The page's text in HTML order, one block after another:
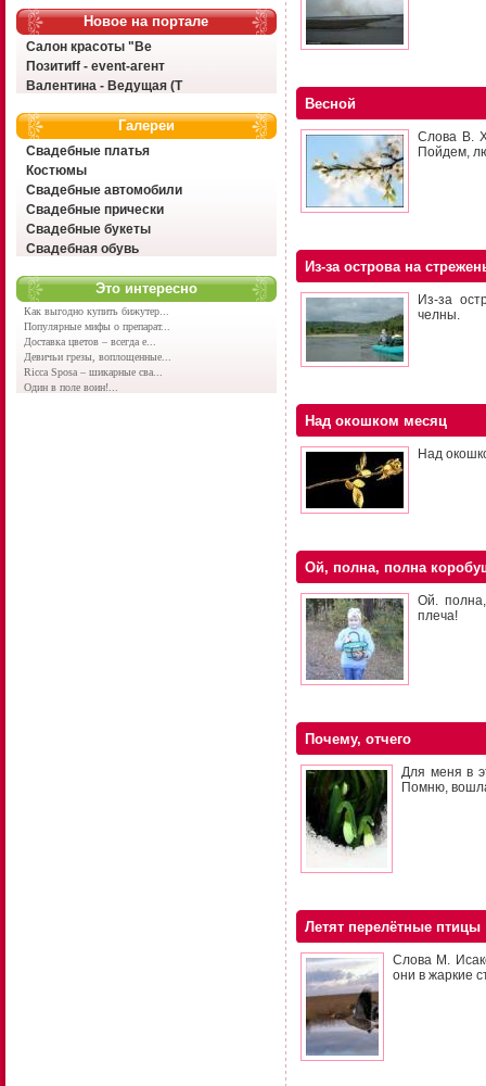
Новое на портале
Салон красоты "Ве
Позитиff - event-агент
Валентина - Ведущая (Т
Галереи
Свадебные платья
Костюмы
Свадебные автомобили
Свадебные прически
Свадебные букеты
Свадебная обувь
Это интересно
Как выгодно купить бижутер...
Популярные мифы о препарат...
Доставка цветов – всегда е...
Девичьи грезы, воплощенные...
Ricca Sposa – шикарные сва...
Один в поле воин!...
Весной
Слова В.
Пойдем,
Из-за острова на
Из-за
челны.
Над окошком месяц
Над
Ой, полна, полна
Ой.
плеча!
Почему, отчего
Для меня в
Помню,
Летят перелётные птицы
Слова М.
они в жаркие